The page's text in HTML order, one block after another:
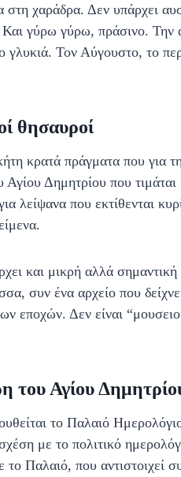
στη χαράδρα. Δεν υπάρχει
γύρω γύρω, πράσινο. Την
γλυκιά. Τον Αύγουστο, το
θησαυροί
κρατά πράγματα που για
Δημητρίου που τιμάται
λείψανα που εκτίθενται
και μικρή αλλά
συν ένα αρχείο που
εποχών. Δεν είναι
του Αγίου
το Παλαιό
με το πολιτικό
το Παλαιό, που αντιστοιχεί